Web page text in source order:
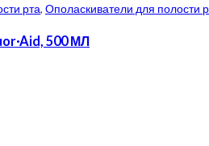
рта, Ополаскиватели для полости
500 МЛ